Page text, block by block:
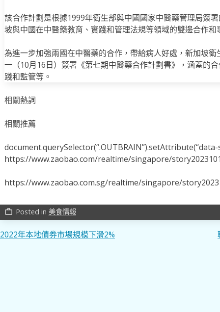
該合作計劃是根據1999年衛生部與中國國家中醫藥管理局簽
坡與中國在中醫藥教育、實踐和管理法規等領域的雙邊合作和
為進一步加強兩國在中醫藥的合作，帶給病人好處，新加坡
一（10月16日）簽署《第七期中醫藥合作計劃書》，涵蓋的
踐和監管等。
相關熱詞
相關推薦
document.querySelector(“.OUTBRAIN”).setAttribute(“data-
https://www.zaobao.com/realtime/singapore/
https://www.zaobao.com.sg/realtime/singapore/
work_outline Posted in 美食情報
文
2022年本地債券市場規模下滑2%